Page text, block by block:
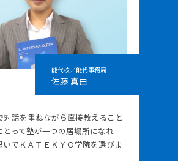
能代校／能代事務局
佐藤 真由
対話を重ねながら直接教えること
とって塾が一つの居場所になれ
いでＫＡＴＥＫＹＯ学院を選びま